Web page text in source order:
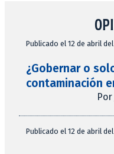
Publicado el 12 de abril
¿Gobernar o
contaminación
Por
Publicado el 12 de abril